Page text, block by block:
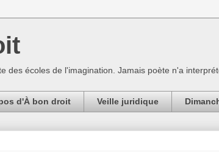
des écoles de l'imagination. Jamais poète n'a
d'À bon droit Veille juridique